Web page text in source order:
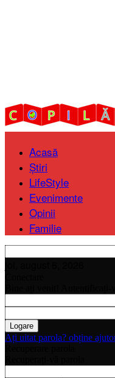
Acasă
Știri
LifeStyle
Evenimente
Opinii
Familie
Ați uitat parola? obține